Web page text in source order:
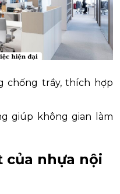
chống trầy, thích hợp
giúp không gian làm
của nhựa nội